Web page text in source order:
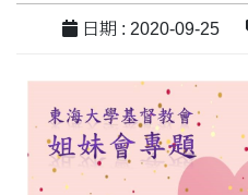
日期 : 2020-09-25